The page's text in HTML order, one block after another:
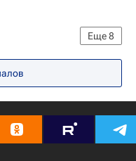
Еще8